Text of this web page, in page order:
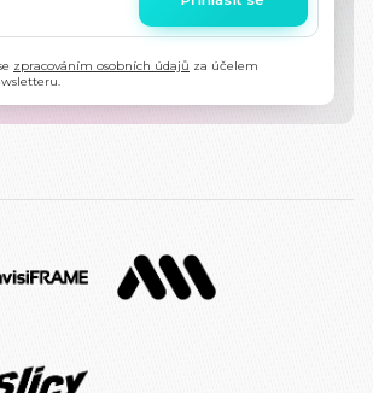
zpracováním osobních údajů za účelem